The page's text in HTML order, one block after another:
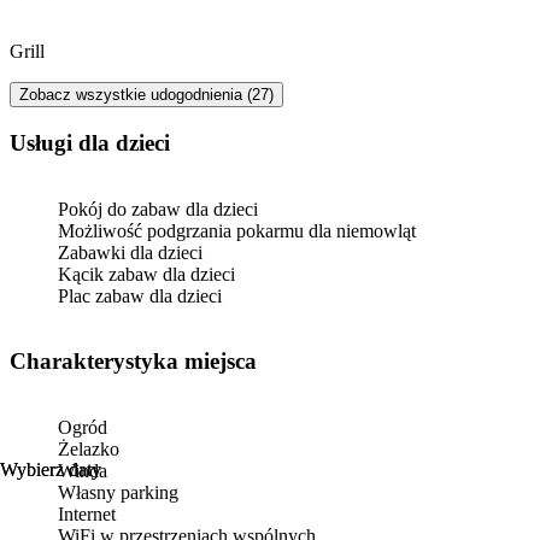
Wybierz daty
Wybierz daty
Grill
Zobacz wszystkie udogodnienia (27)
usługi dla dzieci
Pokój do zabaw dla dzieci
Możliwość podgrzania pokarmu dla niemowląt
Zabawki dla dzieci
Kącik zabaw dla dzieci
Plac zabaw dla dzieci
Charakterystyka miejsca
Ogród
Żelazko
Winda
Własny parking
Internet
WiFi w przestrzeniach wspólnych